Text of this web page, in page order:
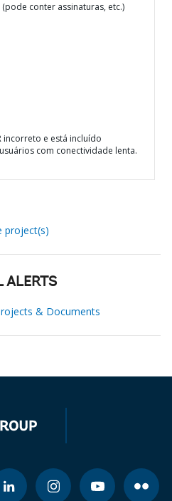
conter assinaturas, etc.)
incorreto e está incluído
com conectividade lenta.
project(s)
ALERTS
& Documents